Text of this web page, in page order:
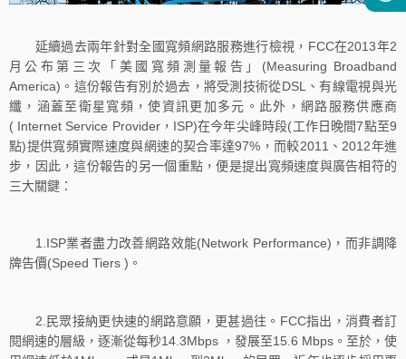
延續過去兩年針對全國寬頻網路服務進行檢視，FCC在2013年2
月公布第三次「美國寬頻測量報告」(Measuring Broadband
America)。這份報告有別於過去，將受測技術從DSL、有線電視與光
纖，涵蓋至衛星寬頻，使資訊更加多元。此外，網路服務供應商
( Internet Service Provider，ISP)在今年尖峰時段(工作日晚間7點至9
點)提供寬頻實際速度與網速的契合率達97%，而較2011、2012年進
步，因此，這份報告的另一個重點，便是提出寬頻速度與廣告相符的
三大關鍵：
1.ISP業者盡力改善網路效能(Network Performance)，而非調降
牌告價(Speed Tiers )。
2.民眾接納更快速的網路意願，更甚過往。FCC指出，消費者訂
閱網速的層級，逐漸從每秒14.3Mbps ，發展至15.6 Mbps。至於，使